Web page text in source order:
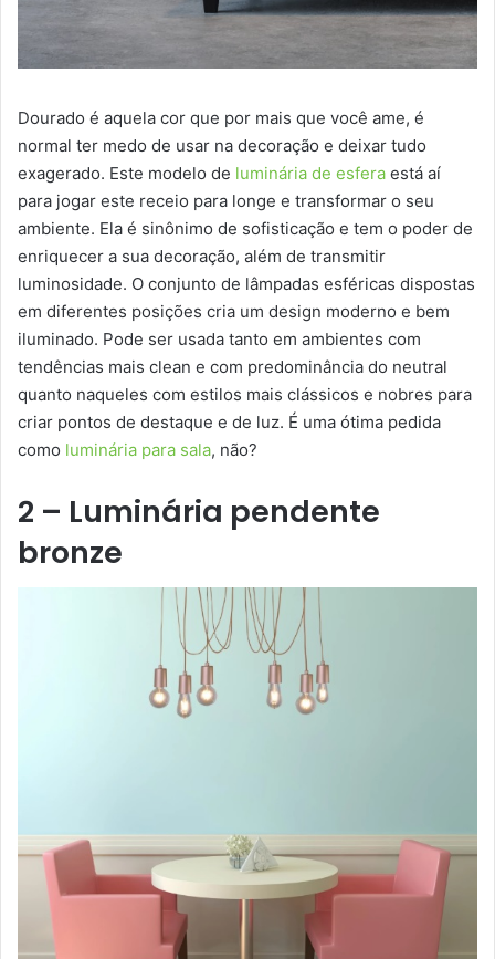
Dourado é aquela cor que por mais que você ame, é
normal ter medo de usar na decoração e deixar tudo
exagerado. Este modelo de luminária de esfera está aí
para jogar este receio para longe e transformar o seu
ambiente. Ela é sinônimo de sofisticação e tem o poder de
enriquecer a sua decoração, além de transmitir
luminosidade. O conjunto de lâmpadas esféricas dispostas
em diferentes posições cria um design moderno e bem
iluminado. Pode ser usada tanto em ambientes com
tendências mais clean e com predominância do neutral
quanto naqueles com estilos mais clássicos e nobres para
criar pontos de destaque e de luz. É uma ótima pedida
como luminária para sala, não?
2 – Luminária pendente
bronze